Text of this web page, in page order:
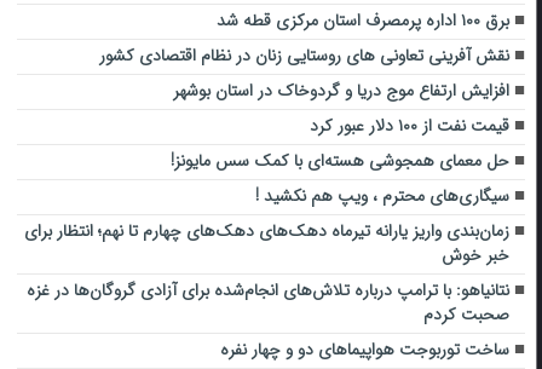
برق ۱۰۰ اداره پرمصرف استان مرکزی قطه شد
نقش آفرینی تعاونی های روستایی زنان در نظام اقتصادی کشور
افزایش ارتفاع موج دریا و گردوخاک در استان بوشهر
قیمت نفت از ۱۰۰ دلار عبور کرد
حل معمای همجوشی هسته‌ای با کمک سس مایونز!
سیگاری‌های محترم ، ویپ هم نکشید !
زمان‌بندی واریز یارانه تیرماه دهک‌های دهک‌های چهارم تا نهم؛ انتظار برای
خبر خوش
نتانیاهو: با ترامپ درباره تلاش‌های انجام‌شده برای آزادی گروگان‌ها در غزه
صحبت کردم
ساخت توربوجت هواپیماهای دو و چهار نفره